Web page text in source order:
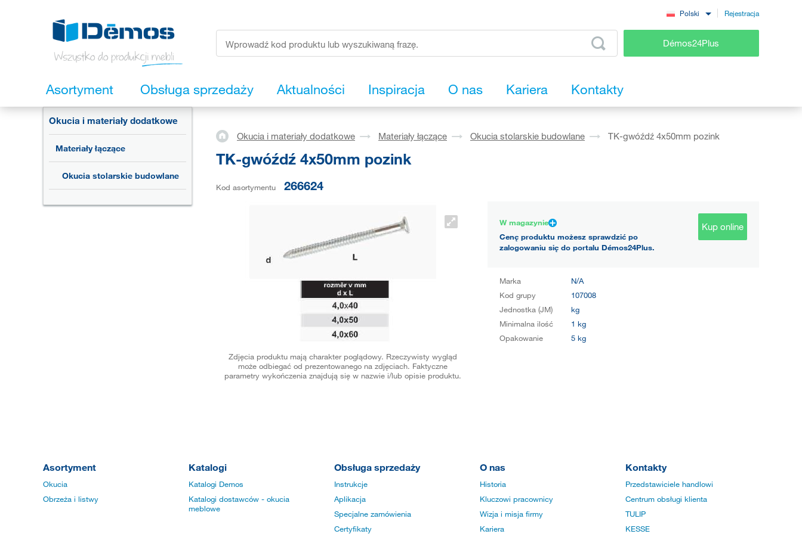
Polski Rejestracja
Démos24Plus
Asortyment Obsługa sprzedaży Aktualności Inspiracja O nas Kariera Kontakty
Okucia i materiały dodatkowe
Materiały łączące
Okucia stolarskie budowlane
Okucia i materiały dodatkowe Materiały łączące Okucia stolarskie budowlane TK-gwóźdź 4x50mm pozink
TK-gwóźdź 4x50mm pozink
Kod asortymentu 266624
Zdjęcia produktu mają charakter poglądowy. Rzeczywisty wygląd
może odbiegać od prezentowanego na zdjęciach. Faktyczne
parametry wykończenia znajdują się w nazwie i/lub opisie produktu.
W magazynie
Cenę produktu możesz sprawdzić po
zalogowaniu się do portalu Démos24Plus.
Kup online
Marka
N/A
Kod grupy
107008
Jednostka (JM)
kg
Minimalna ilość
1 kg
Opakowanie
5 kg
Asortyment
Okucia
Obrzeża i listwy
Katalogi
Katalogi Demos
Katalogi dostawców - okucia
meblowe
Obsługa sprzedaży
Instrukcje
Aplikacja
Specjalne zamówienia
Certyfikaty
O nas
Historia
Kluczowi pracownicy
Wizja i misja firmy
Kariera
Kontakty
Przedstawiciele handlowi
Centrum obsługi klienta
TULIP
KESSE